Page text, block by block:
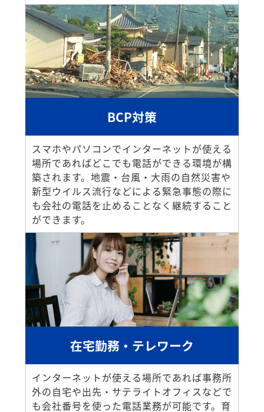
BCP対策
スマホやパソコンでインターネットが使える
場所であればどこでも電話ができる環境が構
築されます。地震・台風・大雨の自然災害や
新型ウイルス流行などによる緊急事態の際に
も会社の電話を止めることなく継続すること
ができます。
在宅勤務・テレワーク
インターネットが使える場所であれば事務所
外の自宅や出先・サテライトオフィスなどで
も会社番号を使った電話業務が可能です。育